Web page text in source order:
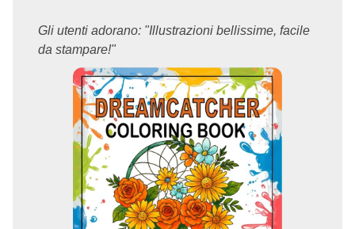
Gli utenti adorano: "Illustrazioni bellissime, facile
da stampare!"